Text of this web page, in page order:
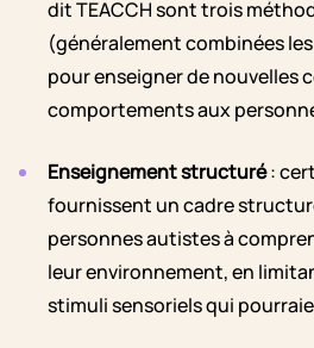
dit TEACCH sont trois
(généralement combinées
pour enseigner de nouvelles
comportements aux
Enseignement structuré:
fournissent un cadre
personnes autistes à
leur environnement, en
stimuli sensoriels qui